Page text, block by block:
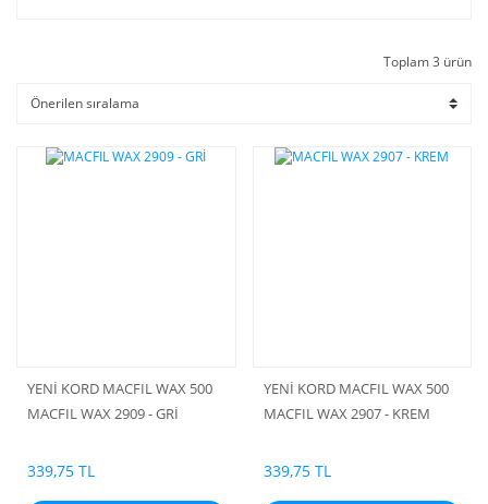
Toplam 3 ürün
YENİ KORD MACFIL WAX 500
MACFIL WAX 2909 - GRİ
339,75 TL
YENİ KORD MACFIL WAX 500
MACFIL WAX 2907 - KREM
339,75 TL